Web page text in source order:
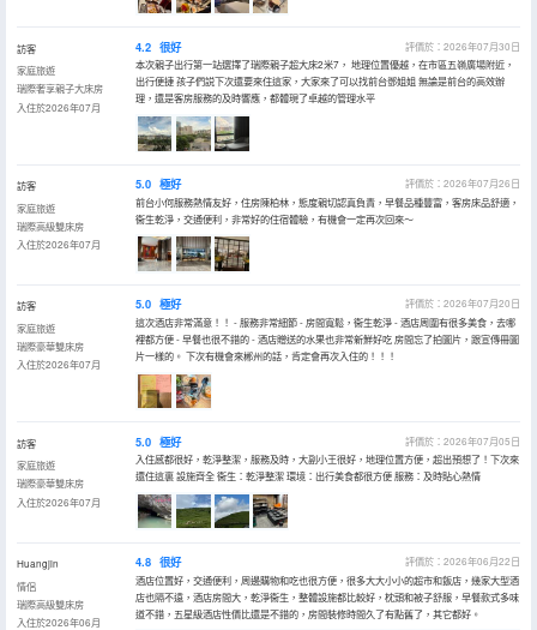
訪客
家庭旅遊
瑞際奢享親子大床房
入住於2026年07月
4.2 很好
評價於：2026年07月30日
本次親子出行第一站選擇了瑞際親子超大床2米7， 地理位置優越，在市區五嶺廣場附近，
出行便捷 孩子們説下次還要來住這家，大家來了可以找前台鄧姐姐 無論是前台的高效辦
理，還是客房服務的及時響應，都體現了卓越的管理水平
訪客
家庭旅遊
瑞際高級雙床房
入住於2026年07月
5.0 極好
評價於：2026年07月26日
前台小何服務熱情友好，住房陳柏林，態度親切認真負責，早餐品種豐富，客房床品舒適，
衞生乾淨，交通便利，非常好的住宿體驗，有機會一定再次回來～
訪客
家庭旅遊
瑞際豪華雙床房
入住於2026年07月
5.0 極好
評價於：2026年07月20日
這次酒店非常滿意！！ - 服務非常細節 - 房間寬鬆，衞生乾淨 - 酒店周圍有很多美食，去哪
裡都方便 - 早餐也很不錯的 - 酒店贈送的水果也非常新鮮好吃 房間忘了拍圖片，跟宣傳冊圖
片一樣的。 下次有機會來郴州的話，肯定會再次入住的！！！
訪客
家庭旅遊
瑞際豪華雙床房
入住於2026年07月
5.0 極好
評價於：2026年07月05日
入住感都很好，乾淨整潔，服務及時，大副小王很好，地理位置方便，超出預想了！下次來
還住這裏 設施齊全 衞生：乾淨整潔 環境：出行美食都很方便 服務：及時貼心熱情
Huangjin
情侶
瑞際高級雙床房
入住於2026年06月
4.8 很好
評價於：2026年06月22日
酒店位置好，交通便利，周邊購物和吃也很方便，很多大大小小的超市和飯店，幾家大型酒
店也隔不遠，酒店房間大，乾淨衞生，整體設施都比較好，枕頭和被子舒服，早餐款式多味
道不錯，五星級酒店性價比還是不錯的，房間裝修時間久了有點舊了，其它都好。